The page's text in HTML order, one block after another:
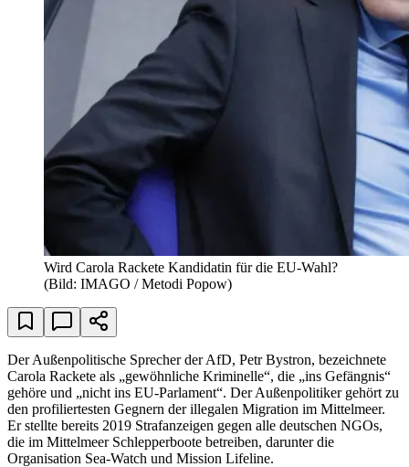
Wird Carola Rackete Kandidatin für die EU-Wahl?
(Bild: IMAGO / Metodi Popow)
Der Außenpolitische Sprecher der AfD, Petr Bystron, bezeichnete
Carola Rackete als „gewöhnliche Kriminelle“, die „ins Gefängnis“
gehöre und „nicht ins EU-Parlament“. Der Außenpolitiker gehört zu
den profiliertesten Gegnern der illegalen Migration im Mittelmeer.
Er stellte bereits 2019 Strafanzeigen gegen alle deutschen NGOs,
die im Mittelmeer Schlepperboote betreiben, darunter die
Organisation Sea-Watch und Mission Lifeline.